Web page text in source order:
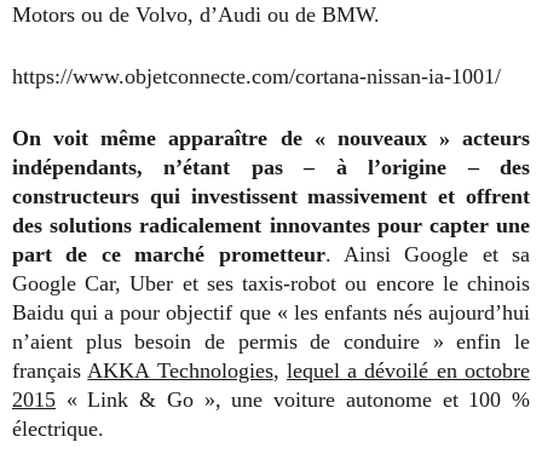
Motors ou de Volvo, d’Audi ou de BMW.
https://www.objetconnecte.com/cortana-nissan-ia-1001/
On voit même apparaître de « nouveaux » acteurs
indépendants, n’étant pas – à l’origine – des
constructeurs qui investissent massivement et offrent
des solutions radicalement innovantes pour capter une
part de ce marché prometteur. Ainsi Google et sa
Google Car, Uber et ses taxis-robot ou encore le chinois
Baidu qui a pour objectif que « les enfants nés aujourd’hui
n’aient plus besoin de permis de conduire » enfin le
français AKKA Technologies, lequel a dévoilé en octobre
2015 « Link & Go », une voiture autonome et 100 %
électrique.